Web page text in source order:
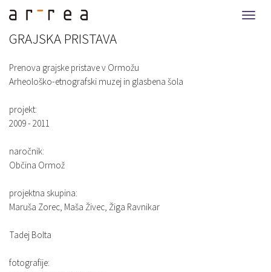
GRAJSKA PRISTAVA
Prenova grajske pristave v Ormožu
Arheološko-etnografski muzej in glasbena šola
projekt:
2009 - 2011
naročnik:
Občina Ormož
projektna skupina:
Maruša Zorec, Maša Živec, Žiga Ravnikar
Tadej Bolta
fotografije: